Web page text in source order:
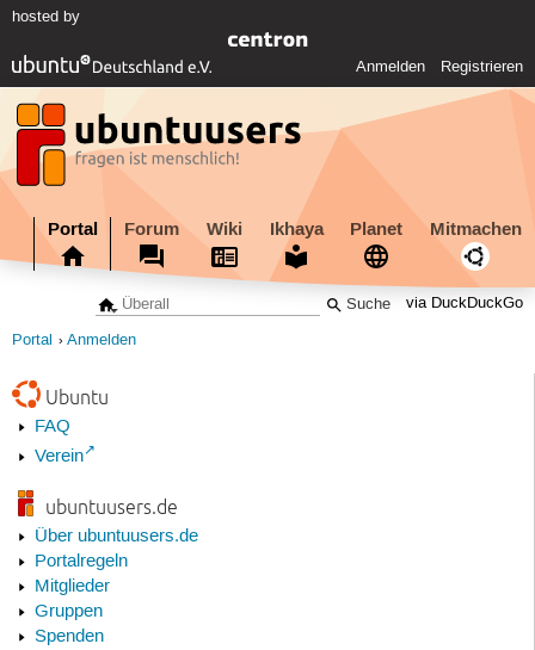
hosted by
Anmelden Registrieren
Portal Forum Wiki Ikhaya Planet Mitmachen
via DuckDuckGo
Portal Anmelden
Ubuntu
FAQ
Verein
ubuntuusers.de
Über ubuntuusers.de
Portalregeln
Mitglieder
Gruppen
Spenden